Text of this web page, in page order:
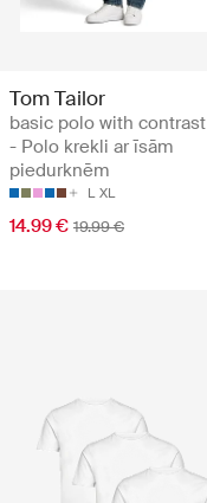
Tom Tailor
basic polo with contrast
- Polo krekli ar īsām
piedurknēm
L XL
14.99 € 19.99 €